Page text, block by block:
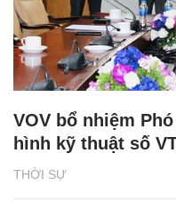
THỜI SỰ
VOV bổ nhiệm
hình kỹ thuật số